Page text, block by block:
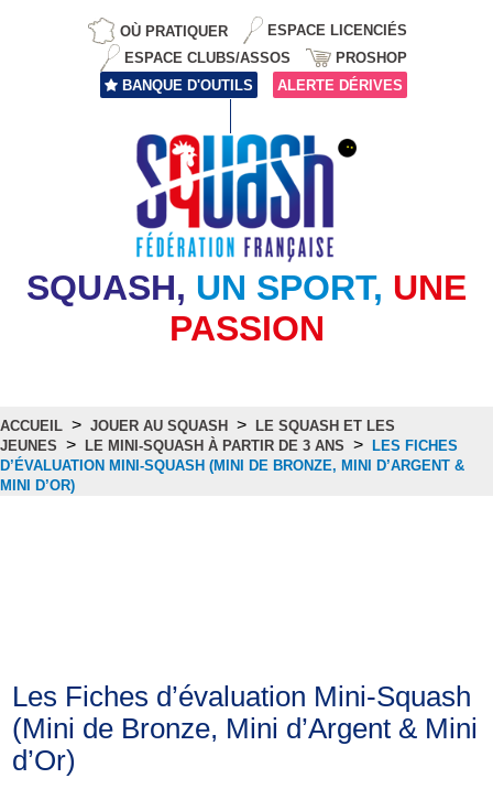
OÙ PRATIQUER
ESPACE LICENCIÉS
ESPACE CLUBS/ASSOS
PROSHOP
BANQUE D'OUTILS
ALERTE DÉRIVES
SQUASH, UN SPORT, UNE
PASSION
ACCUEIL > JOUER AU SQUASH > LE SQUASH ET LES
JEUNES > LE MINI-SQUASH À PARTIR DE 3 ANS > LES FICHES
D’ÉVALUATION MINI-SQUASH (MINI DE BRONZE, MINI D’ARGENT &
MINI D’OR)
Les Fiches d’évaluation Mini-Squash
(Mini de Bronze, Mini d’Argent & Mini
d’Or)